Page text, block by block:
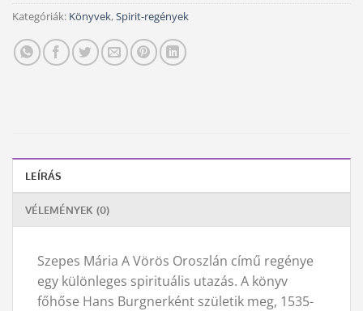
Kategóriák: Könyvek,Spirit-regények
LEÍRÁS
VÉLEMÉNYEK (0)
Szepes Mária A Vörös Oroszlán című regénye
egy különleges spirituális utazás. A könyv
főhőse Hans Burgnerként születik meg, 1535-